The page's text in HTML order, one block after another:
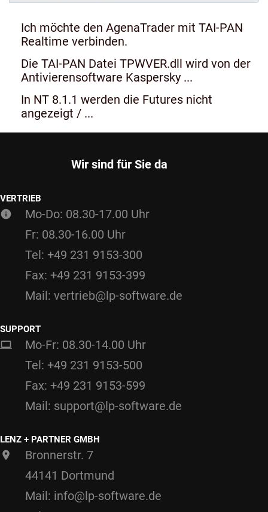
Ich möchte den AgenaTrader mit TAI-PAN
Realtime verbinden.
Die TAI-PAN Datei TPWVER.dll wird von der
Antivierensoftware Kaspersky ...
In NT 8.1.1 werden die Futures nicht
angezeigt / ...
Wir sind für Sie da
VERTRIEB
Mo-Do: 08.30-17.00 Uhr
Fr: 08.30-16.00 Uhr
Tel: +49 231 9153-300
Fax: +49 231 9153-399
Mail: vertrieb@lp-software.de
SUPPORT
Mo-Fr: 08.30-14.00 Uhr
Tel: +49 231 9153-500
Fax: +49 231 9153-599
Mail: support@lp-software.de
LENZ + PARTNER GMBH
Bronnerstr. 7
44141 Dortmund
Mail: info@lp-software.de